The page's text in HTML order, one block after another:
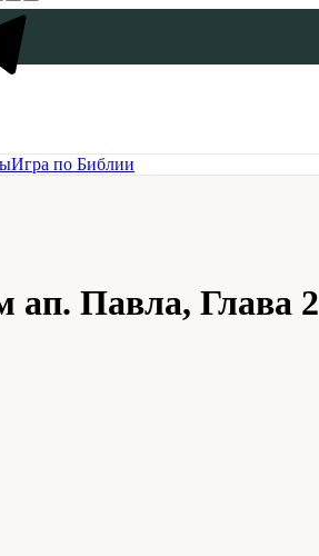
Игра по Библии
ап. Павла, Глава 2